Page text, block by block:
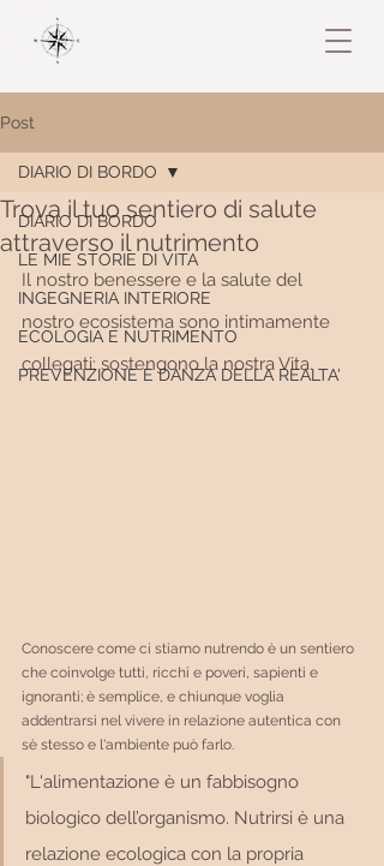
Post
DIARIO DI BORDO
LE MIE STORIE DI VITA
INGEGNERIA INTERIORE
ECOLOGIA E NUTRIMENTO
PREVENZIONE E DANZA DELLA REALTA'
DIARIO DI BORDO
Trova il tuo sentiero di salute
attraverso il nutrimento
Il nostro benessere e la salute del
nostro ecosistema sono intimamente
collegati: sostengono la nostra Vita.
Conoscere come ci stiamo nutrendo è un sentiero
che coinvolge tutti, ricchi e poveri, sapienti e
ignoranti; è semplice, e chiunque voglia
addentrarsi nel vivere in relazione autentica con
sè stesso e l'ambiente può farlo.
"L'alimentazione è un fabbisogno
biologico dell’organismo. Nutrirsi è una
relazione ecologica con la propria